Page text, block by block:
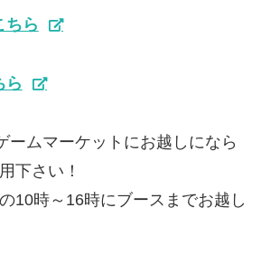
ちら
ら
ームマーケットにお越しになら
下さい！
10時～16時にブースまでお越し